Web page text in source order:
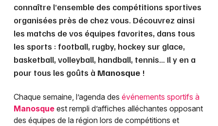
connaître l’ensemble des compétitions sportives
organisées près de chez vous. Découvrez ainsi
les matchs de vos équipes favorites, dans tous
les sports : football, rugby, hockey sur glace,
basketball, volleyball, handball, tennis… Il y en a
pour tous les goûts à Manosque !
Chaque semaine, l’agenda des événements sportifs à
Manosque est rempli d’affiches alléchantes opposant
des équipes de la région lors de compétitions et